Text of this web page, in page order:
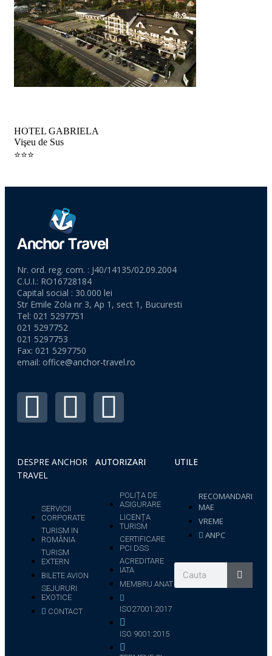
HOTEL GABRIELA
Vişeu de Sus
⭐️⭐️⭐️
Nr. ord. reg. com. : J40/14135/02.09.2004
C.U.I.: RO16728184
Capital social : 30.000 lei
Str Emile Zola nr 3, Ap 1, sect 1, Bucuresti
Tel: 021 5297751
021 5297752
021 5297753
Fax: 021 5297750
email: office@anchor-travel.ro
DESPRE ANCHOR
TRAVEL
SERVICII
CORPORATE
TURISM IN
ROMÂNIA
TURISM
EXTERN
BILETE AVION
SEJURURI
EXOTICE
CONTACT
AUTORIZARI
POLIȚA DE
ASIGURARE
LICENȚA
TURISM
CERTIFICARE
PCI DSS
ACREDITARE
IATA
MEMBRU ANAT
ISO27001:2017
ISO 9001:2015
UTILE
RECOMANDARI
MAE
VREME
ANPC